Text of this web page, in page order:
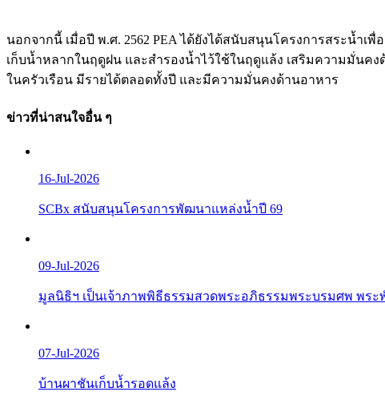
นอกจากนี้ เมื่อปี พ.ศ. 2562 PEA ได้ยังได้สนับสนุนโครงการสระน้
เก็บน้ำหลากในฤดูฝน และสำรองน้ำไว้ใช้ในฤดูแล้ง เสริมความมั่น
ในครัวเรือน มีรายได้ตลอดทั้งปี และมีความมั่นคงด้านอาหาร
ข่าวที่น่าสนใจอื่น ๆ
16-Jul-2026
SCBx สนับสนุนโครงการพัฒนาแหล่งน้ำปี 69
09-Jul-2026
มูลนิธิฯ เป็นเจ้าภาพพิธีธรรมสวดพระอภิธรรมพระบรมศพ พระ
07-Jul-2026
บ้านผาชันเก็บน้ำรอดแล้ง